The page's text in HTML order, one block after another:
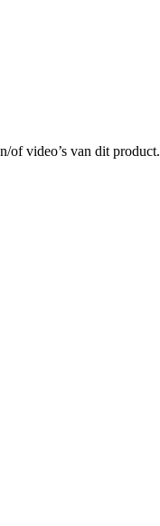
of video’s van dit product.